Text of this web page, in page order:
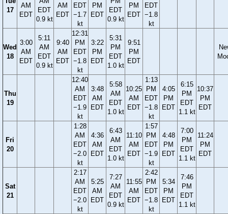
17
AM
EDT
EDT
0.9 kt
AM
EDT
EDT
−1.7
kt
PM
EDT
EDT
0.9 kt
PM
EDT
EDT
−1.8
kt
Wed
18
3:00
AM
EDT
5:11
AM
EDT
0.9 kt
9:40
AM
EDT
12:31
PM
EDT
−1.8
kt
3:22
PM
EDT
5:31
PM
EDT
1.0 kt
9:51
PM
EDT
Thu
19
12:40
AM
EDT
−1.9
kt
3:48
AM
EDT
5:58
AM
EDT
1.0 kt
10:25
AM
EDT
1:13
PM
EDT
−1.8
kt
4:05
PM
EDT
6:15
PM
EDT
1.1 kt
10:37
PM
EDT
Fri
20
1:28
AM
EDT
−2.0
kt
4:36
AM
EDT
6:43
AM
EDT
1.0 kt
11:10
AM
EDT
1:57
PM
EDT
−1.9
kt
4:48
PM
EDT
7:00
PM
EDT
1.1 kt
11:24
PM
EDT
Sat
21
2:17
AM
EDT
−2.0
kt
5:25
AM
EDT
7:27
AM
EDT
0.9 kt
11:55
AM
EDT
2:42
PM
EDT
−1.8
kt
5:34
PM
EDT
7:46
PM
EDT
1.1 kt